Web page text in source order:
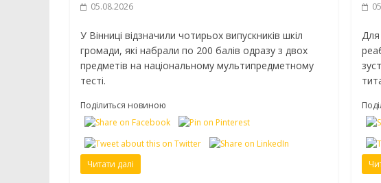
05.08.2026
У Вінниці відзначили чотирьох випускників шкіл
громади, які набрали по 200 балів одразу з двох
предметів на національному мультипредметному
тесті.
Поділиться новиною
Читати далі
Для